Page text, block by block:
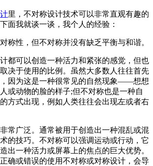
里，不对称设计技术可以非常直观有趣的
面我就谈一谈，我个人的经验：
称性，但不对称并没有缺乏平衡与和谐。
都可以创造一种活力和紧张的感觉，但也
决于使用的比例。虽然大多数人往往首先
因为这是一种很常见的自然现象——想想
或动物的脸的样子;但不对称也是一种自
方式出现，例如人类往往会出现左或者右
常广泛。通常被用于创造出一种混乱或混
的技巧。不对称可以强调运动或行动，它
出一种活力或屏幕上的焦点的巨大优势。
确或错误的使用不对称或对称设计，会导